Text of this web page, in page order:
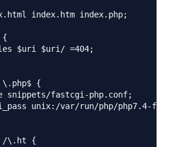
index.htm index.php;
{
$uri $uri/ =404;
{
snippets/fastcgi-php.conf;
unix:/var/run/php/php7.4-
\.ht {